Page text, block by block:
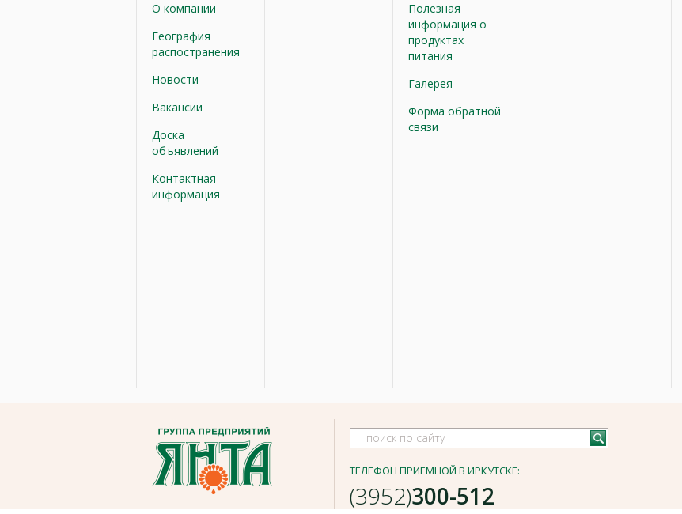
О компании
География
распостранения
Новости
Вакансии
Доска
объявлений
Контактная
информация
Полезная
информация о
продуктах
питания
Галерея
Форма обратной
связи
ТЕЛЕФОН ПРИЕМНОЙ В ИРКУТСКЕ:
(3952)300-512